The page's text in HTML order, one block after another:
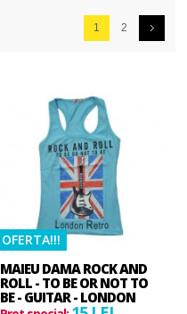
1 2
OFERTA!!!
MAIEU DAMA ROCK AND
ROLL - TO BE OR NOT TO
BE - GUITAR - LONDON